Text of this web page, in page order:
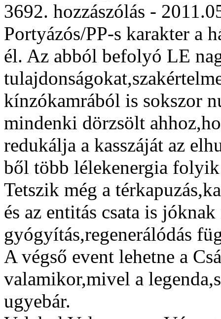
3692. hozzászólás -
Portyázós/PP-s karakter a
él. Az abból befolyó LE
kínzókamrából is sokszor
mindenki dörzsölt
redukálja a kasszáját az
ből több lélekenergia
Tetszik még a
és az entitás csata is
gyógyítás,regenerálódás
A végső event lehetne a
valamikor,mivel a
ugyebár.